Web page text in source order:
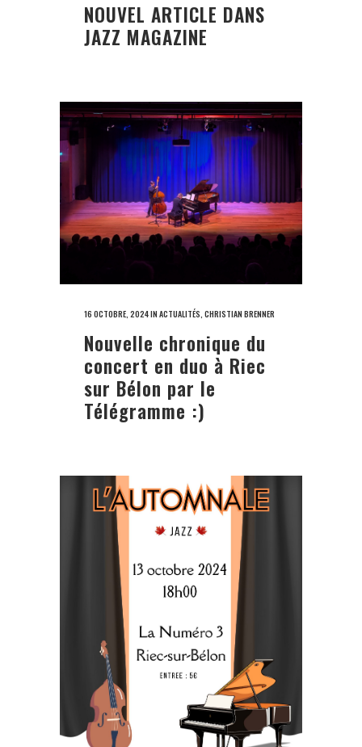
NOUVEL ARTICLE DANS
JAZZ MAGAZINE
16 OCTOBRE, 2024IN ACTUALITÉS, CHRISTIAN BRENNER
Nouvelle chronique du
concert en duo à Riec
sur Bélon par le
Télégramme :)